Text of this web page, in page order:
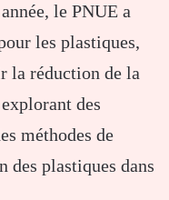
le PNUE a
les plastiques,
la réduction de la
des
méthodes de
des plastiques dans